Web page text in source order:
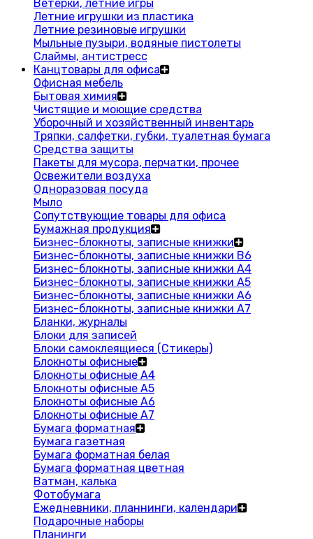
Ветерки, летние игры
Летние игрушки из пластика
Летние резиновые игрушки
Мыльные пузыри, водяные пистолеты
Слаймы, антистресс
Канцтовары для офиса
Офисная мебель
Бытовая химия
Чистящие и моющие средства
Уборочный и хозяйственный инвентарь
Тряпки, салфетки, губки, туалетная бумага
Средства защиты
Пакеты для мусора, перчатки, прочее
Освежители воздуха
Одноразовая посуда
Мыло
Сопутствующие товары для офиса
Бумажная продукция
Бизнес-блокноты, записные книжки
Бизнес-блокноты, записные книжки В6
Бизнес-блокноты, записные книжки A4
Бизнес-блокноты, записные книжки А5
Бизнес-блокноты, записные книжки А6
Бизнес-блокноты, записные книжки А7
Бланки, журналы
Блоки для записей
Блоки самоклеящиеся (Стикеры)
Блокноты офисные
Блокноты офисные A4
Блокноты офисные A5
Блокноты офисные A6
Блокноты офисные A7
Бумага форматная
Бумага газетная
Бумага форматная белая
Бумага форматная цветная
Ватман, калька
Фотобумага
Ежедневники, планнинги, календари
Подарочные наборы
Планинги